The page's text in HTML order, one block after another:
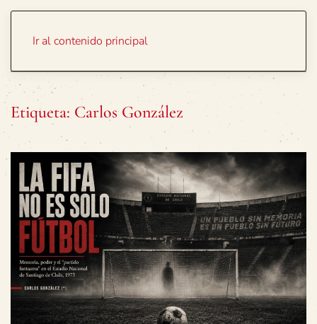
Ir al contenido principal
Etiqueta: Carlos González